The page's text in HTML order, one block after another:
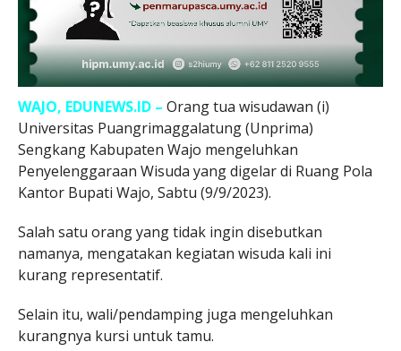
WAJO, EDUNEWS.ID – Orang tua wisudawan (i)
Universitas Puangrimaggalatung (Unprima)
Sengkang Kabupaten Wajo mengeluhkan
Penyelenggaraan Wisuda yang digelar di Ruang Pola
Kantor Bupati Wajo, Sabtu (9/9/2023).
Salah satu orang yang tidak ingin disebutkan
namanya, mengatakan kegiatan wisuda kali ini
kurang representatif.
Selain itu, wali/pendamping juga mengeluhkan
kurangnya kursi untuk tamu.